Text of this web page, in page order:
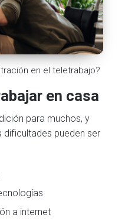
en el teletrabajo?
en casa
para muchos, y
dificultades pueden ser
a internet